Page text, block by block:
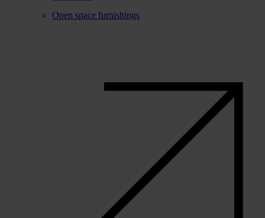
Open space furnishings